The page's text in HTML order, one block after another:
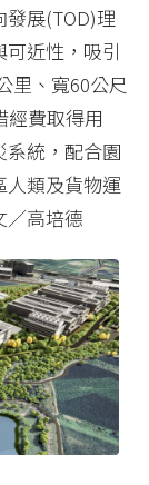
展(TOD)理
近性，吸引
里、寬60公尺
經費取得用
統，配合園
類及貨物運
／高培德